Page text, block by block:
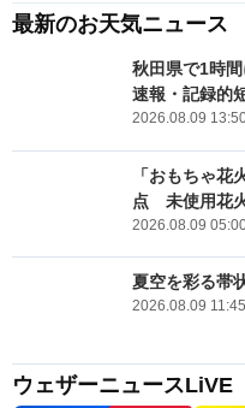
最新のお天気ニュース
秋田県で1時
速報・記録的
2026.08.09
「おもちゃ花
点 未使用花
2026.08.09
夏空を彩る帯
2026.08.09 11:45
ウェザーニュースLiVE